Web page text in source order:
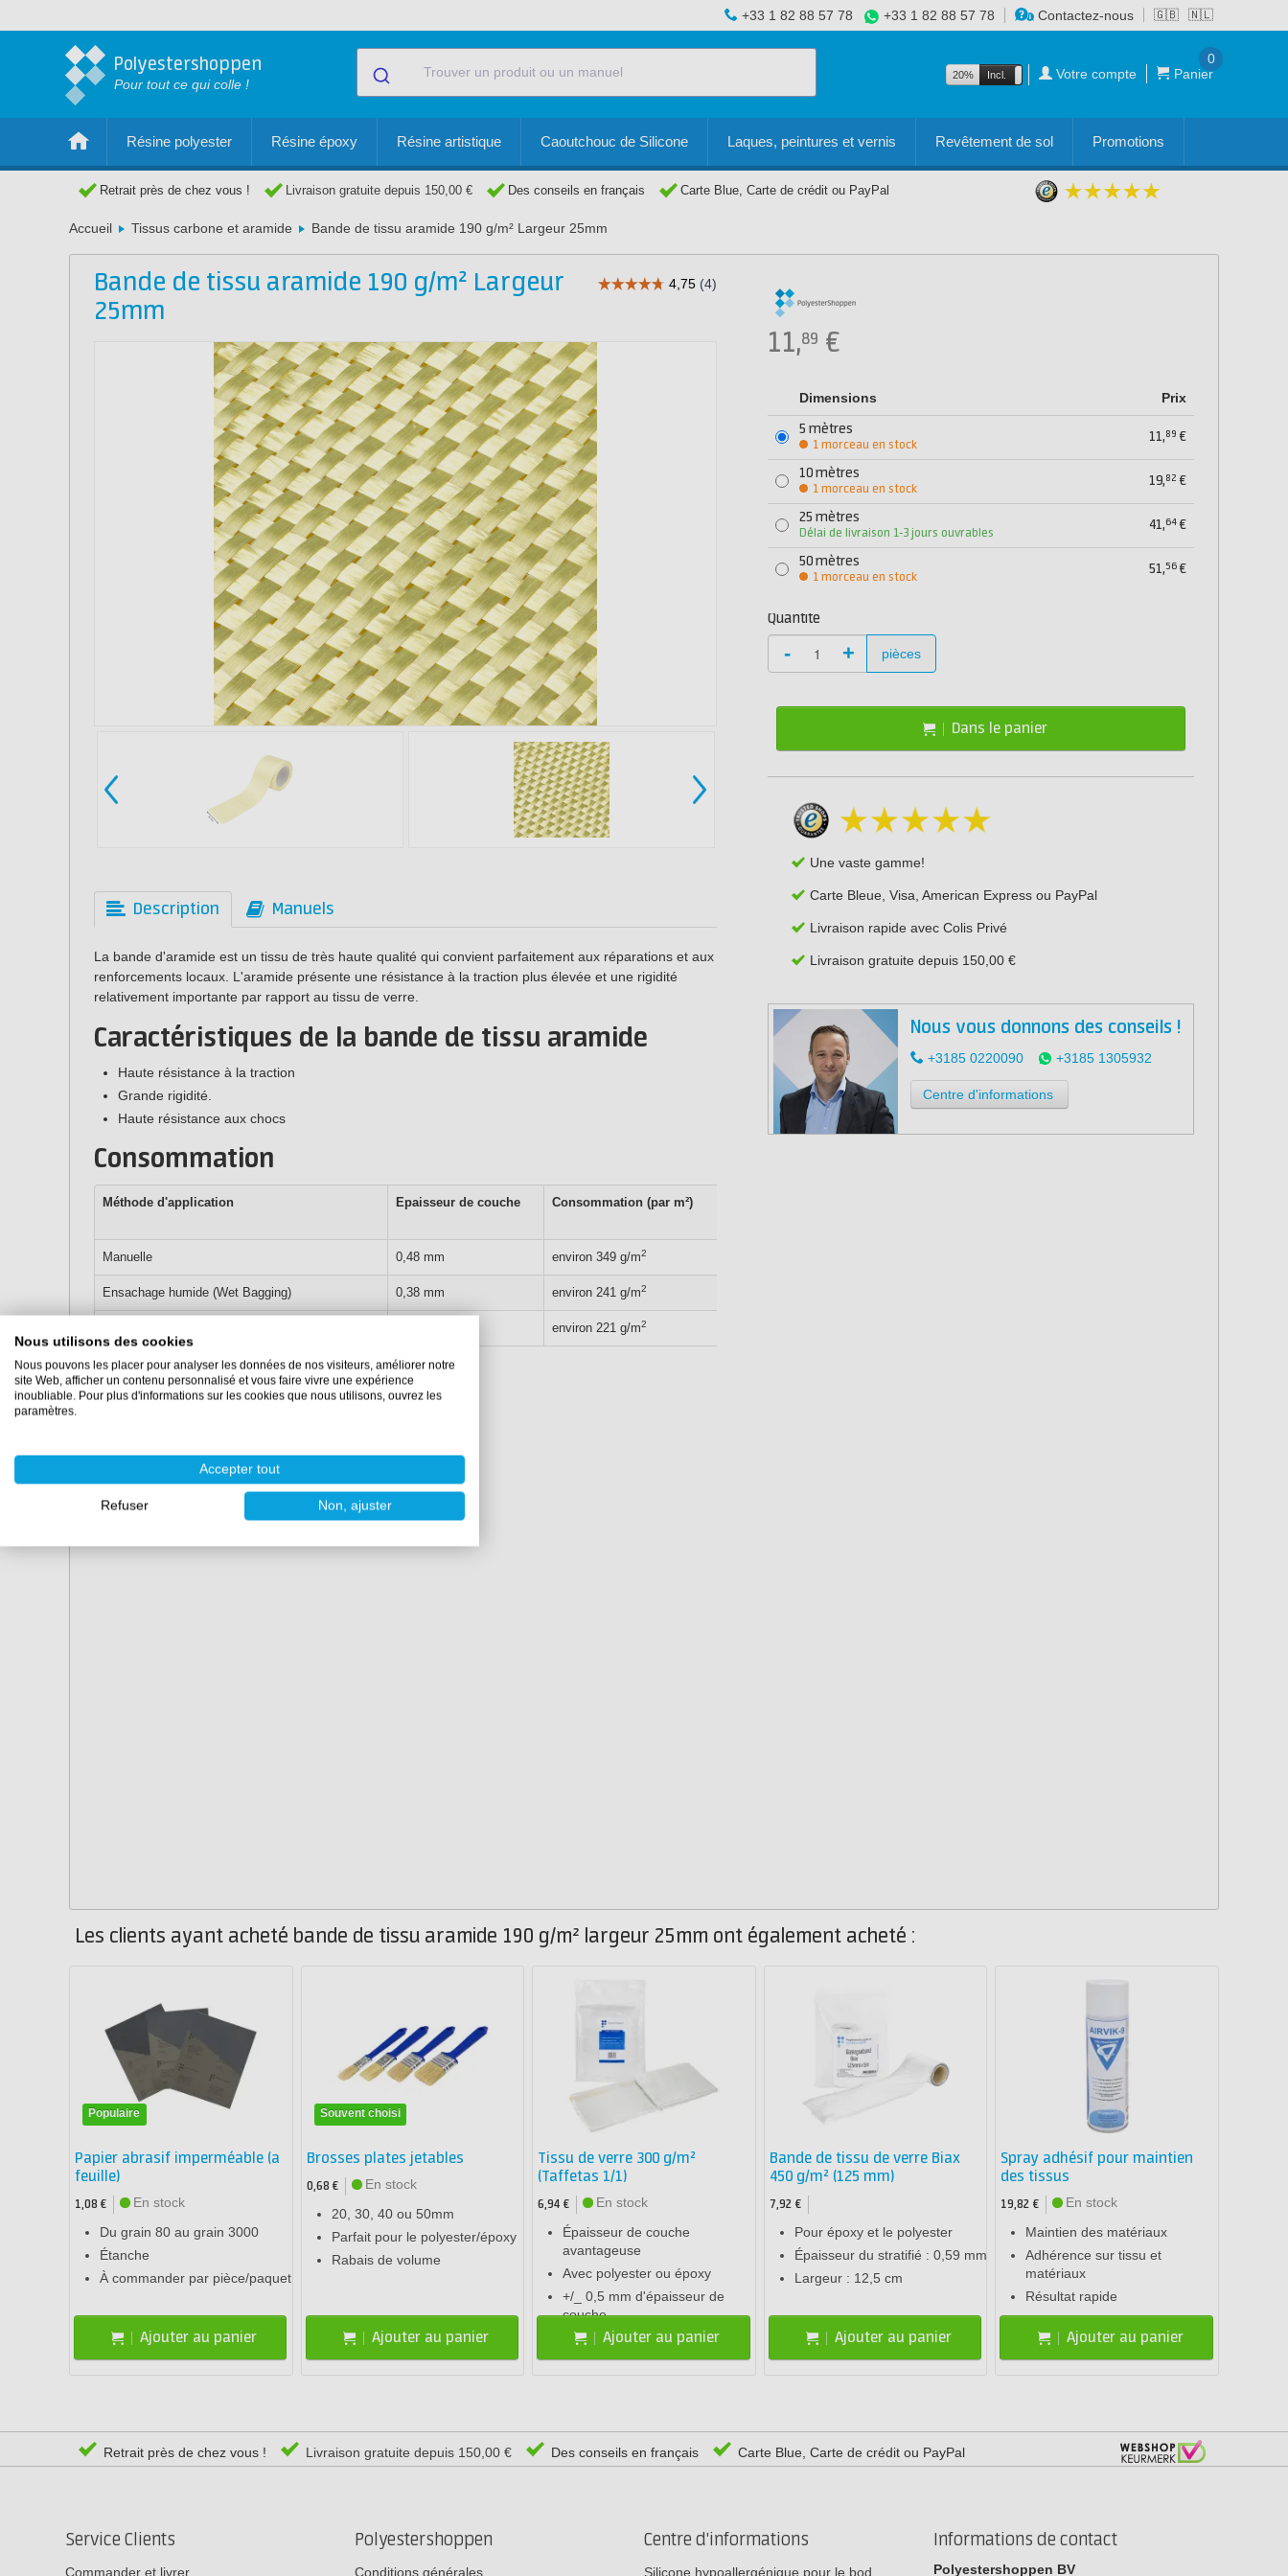
🇬🇧 🇳🇱
+33 1 82 88 57 78 +33 1 82 88 57 78 Contactez-nous
Polyestershoppen
Pour tout ce qui colle !
20% Incl. Excl. Votre compte Panier
0
Résine polyester Résine époxy Résine artistique Caoutchouc de Silicone Laques, peintures et vernis Revêtement de sol Promotions
Retrait près de chez vous ! Livraison gratuite depuis 150,00 € Des conseils en français Carte Blue, Carte de crédit ou PayPal
Accueil Tissus carbone et aramide Bande de tissu aramide 190 g/m² Largeur 25mm
Bande de tissu aramide 190 g/m² Largeur
25mm
Description Manuels
La bande d'aramide est un tissu de très haute qualité qui convient parfaitement aux réparations et aux
renforcements locaux. L'aramide présente une résistance à la traction plus élevée et une rigidité
relativement importante par rapport au tissu de verre.
Caractéristiques de la bande de tissu aramide
Haute résistance à la traction
Grande rigidité.
Haute résistance aux chocs
Consommation
Méthode d'application Epaisseur de couche Consommation (par m²)
Manuelle 0,48 mm environ 349 g/m2
Ensachage humide (Wet Bagging) 0,38 mm environ 241 g/m2
environ 221 g/m2
Propriétés
Largeur :25 mm
5 mètres, 10 mètres, 25 mètres, 50 mètres
11,89 €
Dimensions Prix
5 mètres
1 morceau en stock
11,89 €
10 mètres
1 morceau en stock
19,82 €
25 mètres
Délai de livraison 1-3 jours ouvrables
41,64 €
50 mètres
1 morceau en stock
51,56 €
Quantité
- + pièces
Dans le panier
Une vaste gamme!
Carte Bleue, Visa, American Express ou PayPal
Livraison rapide avec Colis Privé
Livraison gratuite depuis 150,00 €
Nous vous donnons des conseils !
+3185 0220090 +3185 1305932
Centre d'informations
Les clients ayant acheté bande de tissu aramide 190 g/m² largeur 25mm ont également acheté :
Populaire
Papier abrasif imperméable (a
feuille)
1,08 €
En stock
Du grain 80 au grain 3000
Étanche
À commander par pièce/paquet
Ajouter au panier
Souvent choisi
Brosses plates jetables
0,68 €
En stock
20, 30, 40 ou 50mm
Parfait pour le polyester/époxy
Rabais de volume
Ajouter au panier
Tissu de verre 300 g/m²
(Taffetas 1/1)
6,94 €
En stock
Épaisseur de couche
avantageuse
Avec polyester ou époxy
+/_ 0,5 mm d'épaisseur de
couche
Ajouter au panier
Bande de tissu de verre Biax
450 g/m² (125 mm)
7,92 €
Pour époxy et le polyester
Épaisseur du stratifié : 0,59 mm
Largeur : 12,5 cm
Ajouter au panier
Spray adhésif pour maintien
des tissus
19,82 €
En stock
Maintien des matériaux
Adhérence sur tissu et
matériaux
Résultat rapide
Ajouter au panier
Retrait près de chez vous ! Livraison gratuite depuis 150,00 € Des conseils en français Carte Blue, Carte de crédit ou PayPal
Service Clients
Commander et livrer
Polyestershoppen
Conditions générales
Centre d'informations
Silicone hypoallergénique pour le bod…
Informations de contact
Polyestershoppen BV
Nous utilisons des cookies
Nous pouvons les placer pour analyser les données de nos visiteurs, améliorer notre
site Web, afficher un contenu personnalisé et vous faire vivre une expérience
inoubliable. Pour plus d'informations sur les cookies que nous utilisons, ouvrez les
paramètres.
Accepter tout
Refuser Non, ajuster